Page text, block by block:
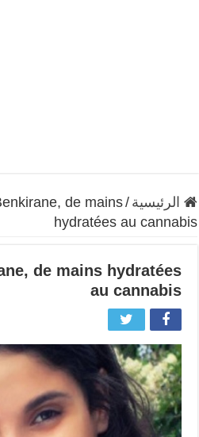
الرئيسية /
de mains
hydratées au cannabis
de mains hydratées
au cannabis